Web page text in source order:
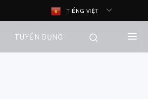
TIẾNG VIỆT
TUYỂN DỤNG